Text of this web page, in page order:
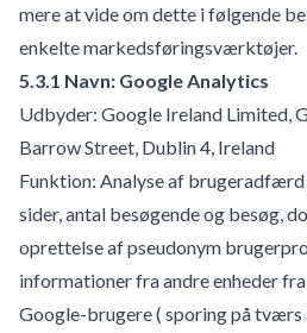
mere at vide om dette i følgende
enkelte markedsføringsværktøjer.
5.3.1 Navn: Google Analytics
Udbyder: Google Ireland Limited,
Barrow Street, Dublin 4, Ireland
Funktion: Analyse af brugeradfærd
sider, antal besøgende og besøg,
oprettelse af pseudonym
informationer fra andre enheder
Google-brugere ( sporing på tværs